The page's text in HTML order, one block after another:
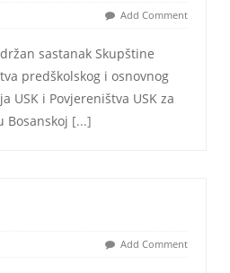
Add Comment
sastanak Skupštine
predškolskog i osnovnog
USK i Povjereništva USK za
Bosanskoj [...]
Add Comment